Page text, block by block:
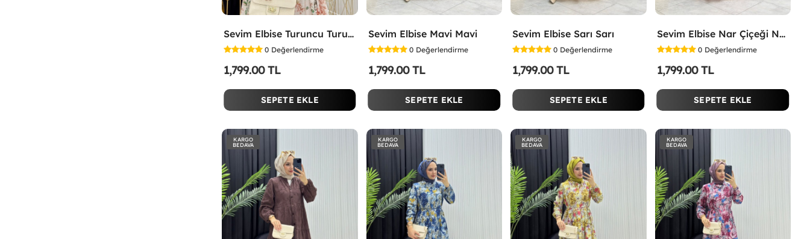
Sevim Elbise Turuncu Turuncu
0 Değerlendirme
1,799.00 TL
SEPETE EKLE
Sevim Elbise Mavi Mavi
0 Değerlendirme
1,799.00 TL
SEPETE EKLE
Sevim Elbise Sarı Sarı
0 Değerlendirme
1,799.00 TL
SEPETE EKLE
Sevim Elbise Nar Çiçeği Nar Çiçeği
0 Değerlendirme
1,799.00 TL
SEPETE EKLE
KARGO
BEDAVA
KARGO
BEDAVA
KARGO
BEDAVA
KARGO
BEDAVA